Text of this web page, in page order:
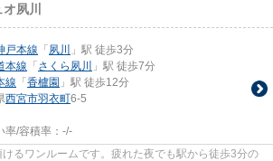
夙川
戸本線 「夙川
」駅 徒歩3分
本線 「さくら夙川
」駅 徒歩7分
線 「香櫨園 」駅 徒歩12分
西宮市羽衣町6-5
率/容積率： -/-
るワンルームです。疲れた夜でも駅から徒歩3分の